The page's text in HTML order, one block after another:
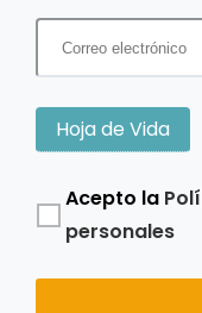
Hoja de Vida
Acepto la
personales